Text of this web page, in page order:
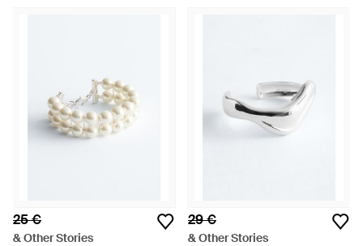
25 €
& Other Stories
29 €
& Other Stories